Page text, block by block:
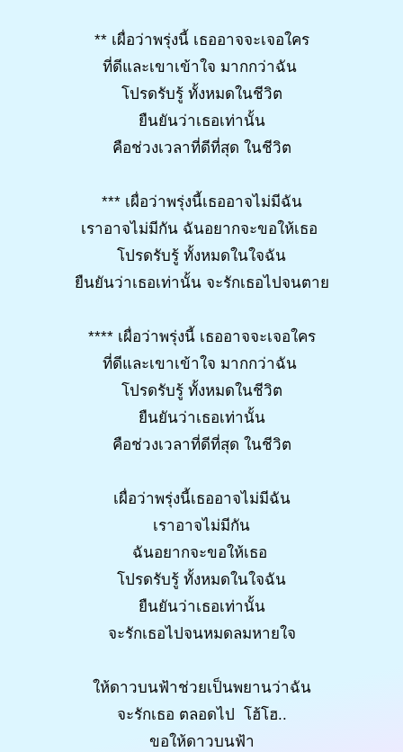
** เผื่อว่าพรุ่งนี้ เธออาจจะเจอใคร
ที่ดีและเขาเข้าใจ มากกว่าฉัน
โปรดรับรู้ ทั้งหมดในชีวิต
ยืนยันว่าเธอเท่านั้น
คือช่วงเวลาที่ดีที่สุด ในชีวิต
*** เผื่อว่าพรุ่งนี้เธออาจไม่มีฉัน
เราอาจไม่มีกัน ฉันอยากจะขอให้เธอ
โปรดรับรู้ ทั้งหมดในใจฉัน
ยืนยันว่าเธอเท่านั้น จะรักเธอไปจนตาย
**** เผื่อว่าพรุ่งนี้ เธออาจจะเจอใคร
ที่ดีและเขาเข้าใจ มากกว่าฉัน
โปรดรับรู้ ทั้งหมดในชีวิต
ยืนยันว่าเธอเท่านั้น
คือช่วงเวลาที่ดีที่สุด ในชีวิต
เผื่อว่าพรุ่งนี้เธออาจไม่มีฉัน
เราอาจไม่มีกัน
ฉันอยากจะขอให้เธอ
โปรดรับรู้ ทั้งหมดในใจฉัน
ยืนยันว่าเธอเท่านั้น
จะรักเธอไปจนหมดลมหายใจ
ให้ดาวบนฟ้าช่วยเป็นพยานว่าฉัน
จะรักเธอ ตลอดไป โฮ้โฮ..
ขอให้ดาวบนฟ้า